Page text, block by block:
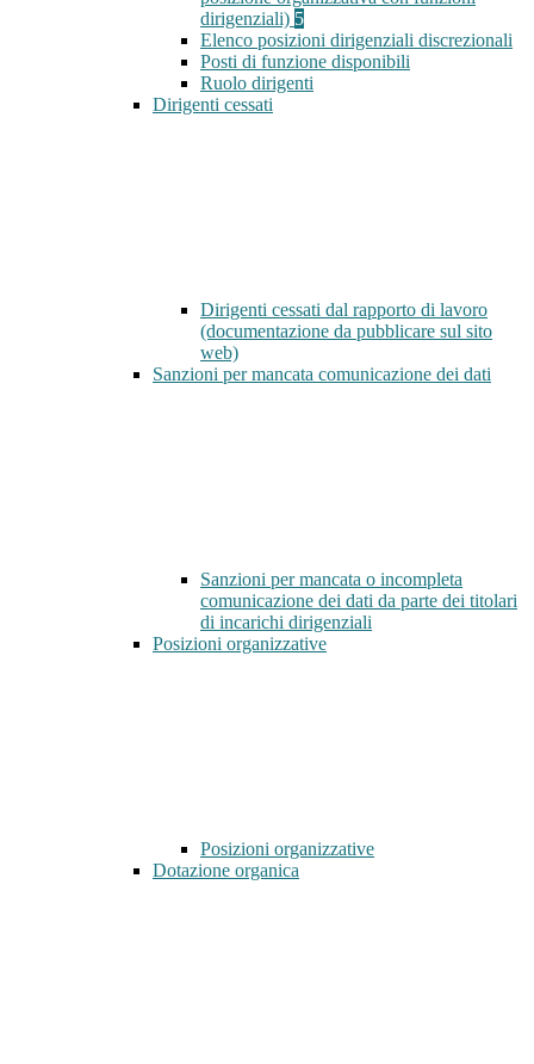
dirigenziali) 5
Elenco posizioni dirigenziali discrezionali
Posti di funzione disponibili
Ruolo dirigenti
Dirigenti cessati
Dirigenti cessati dal rapporto di lavoro
(documentazione da pubblicare sul sito
web)
Sanzioni per mancata comunicazione dei dati
Sanzioni per mancata o incompleta
comunicazione dei dati da parte dei titolari
di incarichi dirigenziali
Posizioni organizzative
Posizioni organizzative
Dotazione organica